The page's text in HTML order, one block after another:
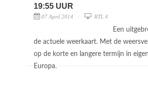
19:55 UUR
07 April 2014 RTL 4
Een
de actuele weerkaart. Met de
op de korte en langere termijn in
Europa.